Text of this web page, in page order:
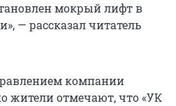
мокрый лифт в
— рассказал читатель
компании
жители отмечают, что «УК